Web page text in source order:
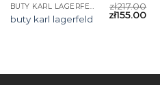
BUTY KARL LAGERFELD
buty karl lagerfeld
zł217.00
zł155.00